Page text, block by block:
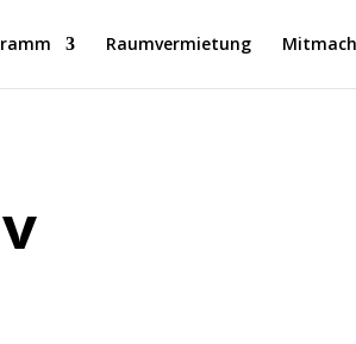
Raumvermietung